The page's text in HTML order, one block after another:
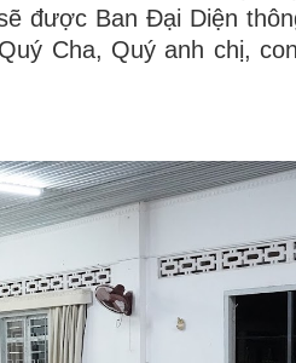
được Ban Đại Diện
Cha, Quý anh chị,